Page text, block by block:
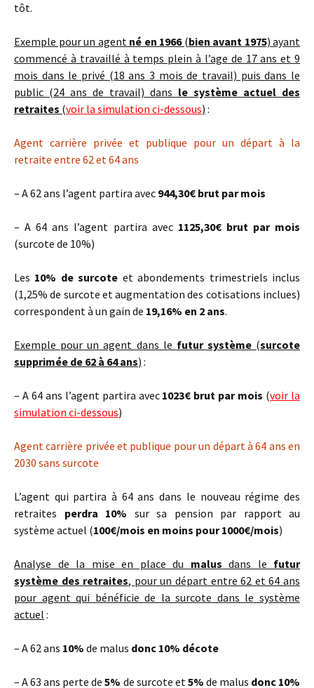
tôt.
Exemple pour un agent né en 1966(bien avant 1975) ayant
commencé à travaillé à temps plein à l’age de 17 ans et 9
mois dans le privé (18 ans 3 mois de travail) puis dans le
public (24 ans de travail) dans le système actuel des
retraites (voir la simulation ci-dessous) :
Agent carrière privée et publique pour un départ à la
retraite entre 62 et 64 ans
– A 62 ans l’agent partira avec 944,30€ brut par mois
– A 64 ans l’agent partira avec 1125,30€ brut par mois
(surcote de 10%)
Les 10% de surcote et abondements trimestriels inclus
(1,25% de surcote et augmentation des cotisations inclues)
correspondent à un gain de 19,16% en 2 ans.
Exemple pour un agent dans le futur système(surcote
supprimée de 62 à 64 ans) :
– A 64 ans l’agent partira avec 1023€ brut par mois (voir la
simulation ci-dessous)
Agent carrière privée et publique pour un départ à 64 ans en
2030 sans surcote
L’agent qui partira à 64 ans dans le nouveau régime des
retraites perdra 10% sur sa pension par rapport au
système actuel (100€/mois en moins pour 1000€/mois)
Analyse de la mise en place du malus dans le futur
système des retraites, pour un départ entre 62 et 64 ans
pour agent qui bénéficie de la surcote dans le système
actuel :
– A 62 ans 10% de malus donc 10% décote
– A 63 ans perte de5% de surcote et5% de malus donc 10%